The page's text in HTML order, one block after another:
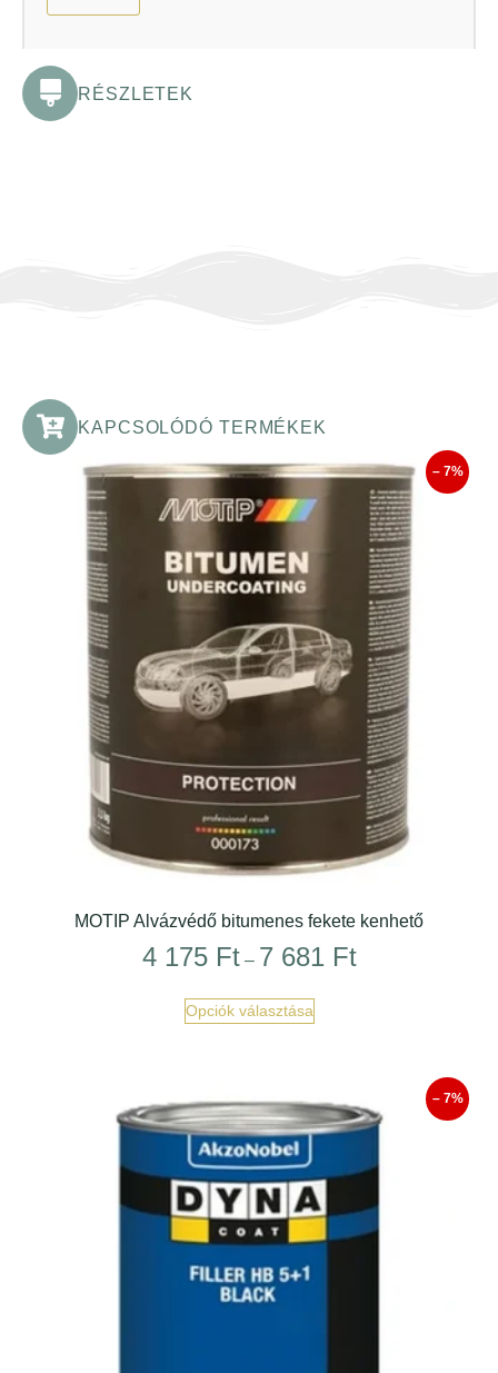
RÉSZLETEK
KAPCSOLÓDÓ TERMÉKEK
– 7%
MOTIP Alvázvédő bitumenes fekete kenhető
4 175 Ft – 7 681 Ft
Opciók választása
– 7%